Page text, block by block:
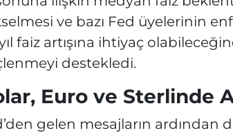
ve bazı Fed üyelerinin
faiz artışına ihtiyaç
destekledi.
Euro ve Sterlinde
gelen mesajların ardından